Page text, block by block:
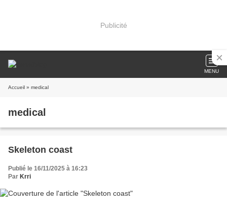
Publicité
MENU
Accueil » medical
medical
Skeleton coast
Publié le 16/11/2025 à 16:23
Par Krri